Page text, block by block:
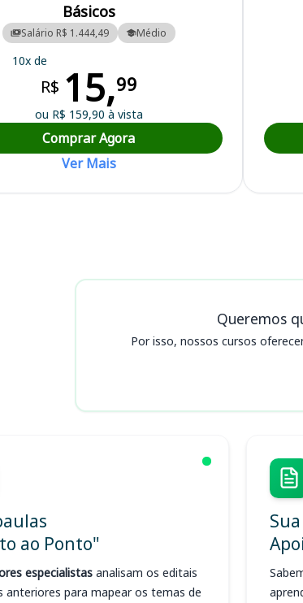
Nova Russas/CE - Prefeitura Municipal
Básicos
Salário R$ 1.444,49 Médio
10x de
R$ 15,99
ou R$ 159,90 à vista
Comprar Agora
Ver Mais
Queremos
Por isso, nossos cursos
ao Ponto"
especialistas analisam os editais
anteriores para mapear os temas de